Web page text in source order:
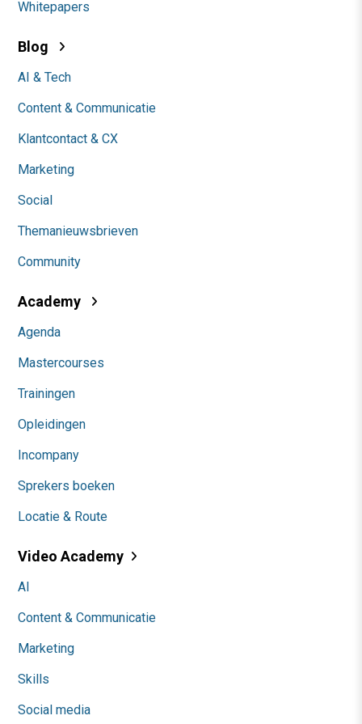
Whitepapers
Blog
AI & Tech
Content & Communicatie
Klantcontact & CX
Marketing
Social
Themanieuwsbrieven
Community
Academy
Agenda
Mastercourses
Trainingen
Opleidingen
Incompany
Sprekers boeken
Locatie & Route
Video Academy
AI
Content & Communicatie
Marketing
Skills
Social media